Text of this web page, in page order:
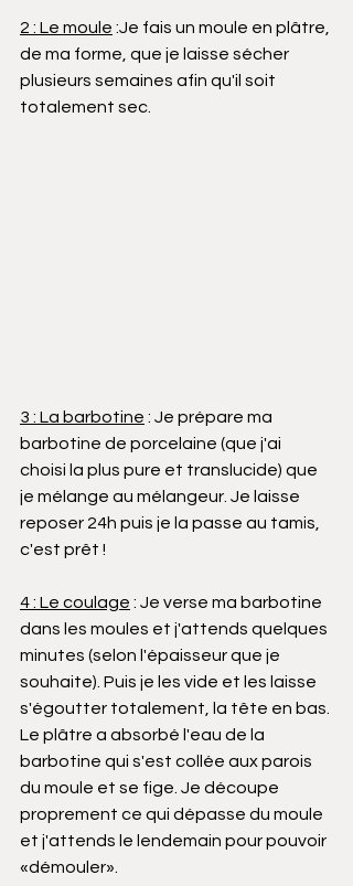
2 : Le moule :Je fais un moule en plâtre,
de ma forme, que je laisse sécher
plusieurs semaines afin qu'il soit
totalement sec.
3 : La barbotine : Je prépare ma
barbotine de porcelaine (que j'ai
choisi la plus pure et translucide) que
je mélange au mélangeur. Je laisse
reposer 24h puis je la passe au tamis,
c'est prêt !
4 : Le coulage : Je verse ma barbotine
dans les moules et j'attends quelques
minutes (selon l'épaisseur que je
souhaite). Puis je les vide et les laisse
s'égoutter totalement, la tête en bas.
Le plâtre a absorbé l'eau de la
barbotine qui s'est collée aux parois
du moule et se fige. Je découpe
proprement ce qui dépasse du moule
et j'attends le lendemain pour pouvoir
«démouler».